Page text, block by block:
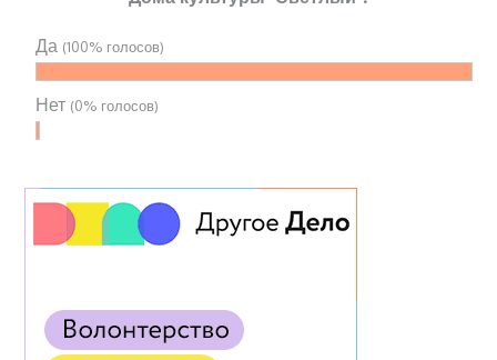
Да (100% голосов)
Нет (0% голосов)